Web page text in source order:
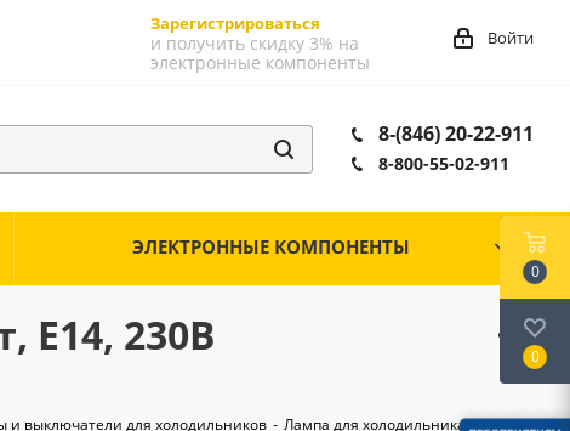
Зарегистрироваться
и получить скидку 3% на
электронные компоненты
Войти
8-(846) 20-22-911
8-800-55-02-911
ЭЛЕКТРОННЫЕ КОМПОНЕНТЫ
230В
и выключатели для холодильников - Лампа для холодильника,
0
0